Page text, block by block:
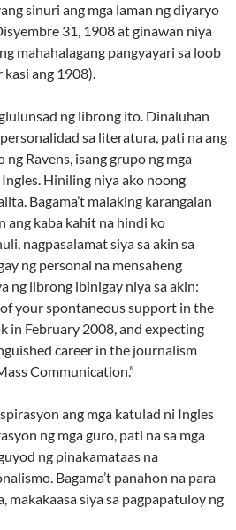
sinuri ang mga laman ng diyaryo
31, 1908 at ginawan niya
mahahalagang pangyayari sa loob
kasi ang 1908).
ng librong ito. Dinaluhan
sa literatura, pati na ang
Ravens, isang grupo ng mga
Hiniling niya ako noong
Bagama’t malaking karangalan
ang kaba kahit na hindi ko
nagpasalamat siya sa akin sa
ng personal na mensaheng
ng librong ibinigay niya sa akin:
your spontaneous support in the
in February 2008, and expecting
career in the journalism
Communication.”
ang mga katulad ni Ingles
ng mga guro, pati na sa mga
ng pinakamataas na
Bagama’t panahon na para
makakaasa siya sa pagpapatuloy ng